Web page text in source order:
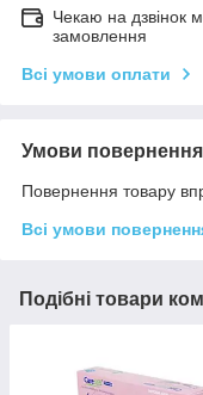
Чекаю на дзвінок
замовлення
Всі умови оплати
Умови повернення
Повернення товару
Всі умови
Подібні товари